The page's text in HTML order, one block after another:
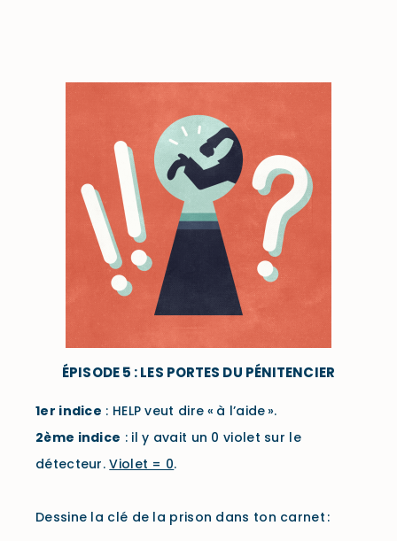
ÉPISODE 5 : LES PORTES DU PÉNITENCIER
1er indice : HELP veut dire « à l’aide ».
2ème indice : il y avait un 0 violet sur le
détecteur.Violet = 0.
Dessine la clé de la prison dans ton carnet :